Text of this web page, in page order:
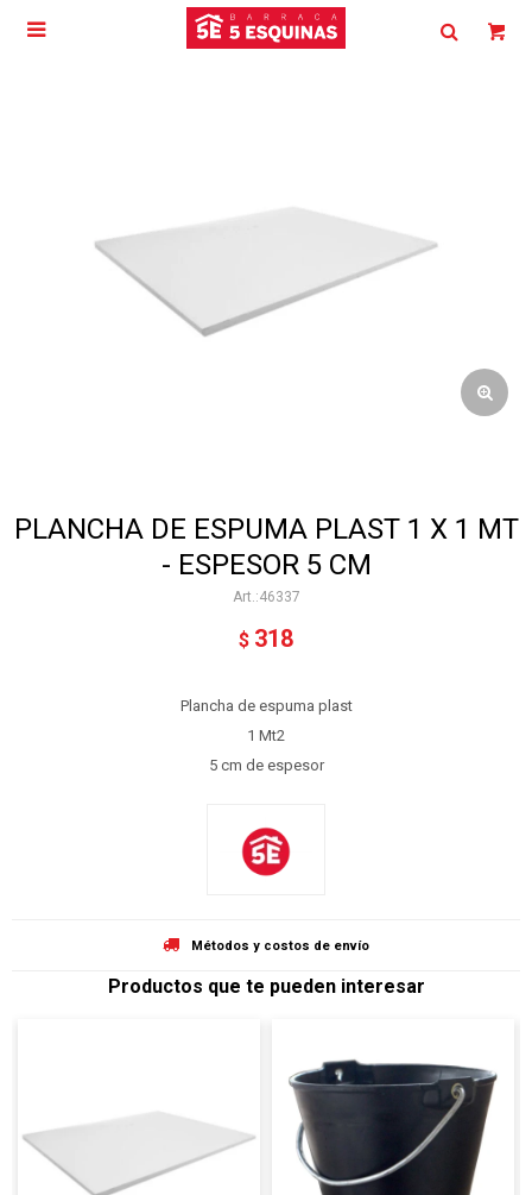

PLANCHA DE ESPUMA PLAST 1 X 1 MT
- ESPESOR 5 CM
46337
$ 318
Plancha de espuma plast
1 Mt2
5 cm de espesor
Métodos y costos de envío
Productos que te pueden interesar